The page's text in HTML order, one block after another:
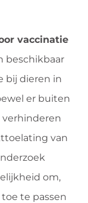
vaccinatie
beschikbaar
bij dieren in
er buiten
verhinderen
van
om,
te passen